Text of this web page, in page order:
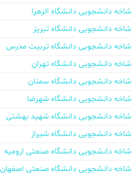
شاخه دانشجویی دانشگاه الزهرا
شاخه دانشجویی دانشگاه تبریز
شاخه دانشجویی دانشگاه تربیت مدرس
شاخه دانشجویی دانشگاه تهران
شاخه دانشجویی دانشگاه سمنان
شاخه دانشجویی دانشگاه شهرضا
شاخه دانشجویی دانشگاه شهید بهشتی
شاخه دانشجویی دانشگاه شیراز
شاخه دانشجویی دانشگاه صنعتی ارومیه
شاخه دانشجویی دانشگاه صنعتی اصفهان